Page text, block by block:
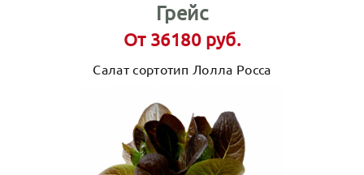
Грейс
От 36180 руб.
Салат сортотип Лолла Росса